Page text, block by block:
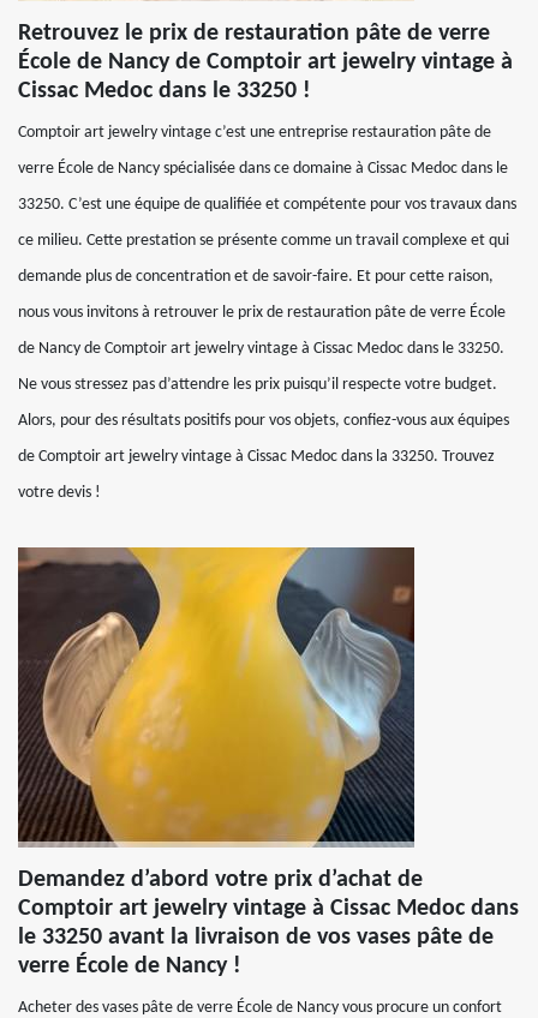
Retrouvez le prix de restauration pâte de verre
École de Nancy de Comptoir art jewelry vintage à
Cissac Medoc dans le 33250 !
Comptoir art jewelry vintage c’est une entreprise restauration pâte de
verre École de Nancy spécialisée dans ce domaine à Cissac Medoc dans le
33250. C’est une équipe de qualifiée et compétente pour vos travaux dans
ce milieu. Cette prestation se présente comme un travail complexe et qui
demande plus de concentration et de savoir-faire. Et pour cette raison,
nous vous invitons à retrouver le prix de restauration pâte de verre École
de Nancy de Comptoir art jewelry vintage à Cissac Medoc dans le 33250.
Ne vous stressez pas d’attendre les prix puisqu’il respecte votre budget.
Alors, pour des résultats positifs pour vos objets, confiez-vous aux équipes
de Comptoir art jewelry vintage à Cissac Medoc dans la 33250. Trouvez
votre devis !
Demandez d’abord votre prix d’achat de
Comptoir art jewelry vintage à Cissac Medoc dans
le 33250 avant la livraison de vos vases pâte de
verre École de Nancy !
Acheter des vases pâte de verre École de Nancy vous procure un confort